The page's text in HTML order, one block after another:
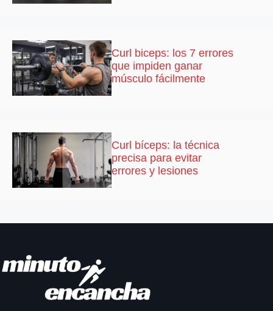
Curl biceps: los 7 errores
que impiden ganar
músculo fácilmente
Curl bíceps: la técnica
precisa para evitar
errores y lesiones